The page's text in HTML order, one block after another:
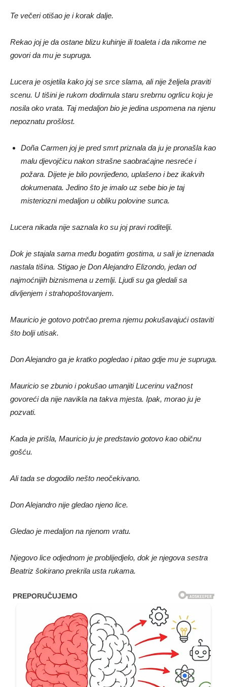
Te večeri otišao je i korak dalje.
Rekao joj je da ostane blizu kuhinje ili toaleta i da nikome ne
govori da mu je supruga.
Lucera je osjetila kako joj se srce slama, ali nije željela praviti
scenu. U tišini je rukom dodirnula staru srebrnu ogrlicu koju je
nosila oko vrata. Taj medaljon bio je jedina uspomena na njenu
nepoznatu prošlost.
Doña Carmen joj je pred smrt priznala da ju je pronašla kao
malu djevojčicu nakon strašne saobraćajne nesreće i
požara. Dijete je bilo povrijeđeno, uplašeno i bez ikakvih
dokumenata. Jedino što je imalo uz sebe bio je taj
misteriozni medaljon u obliku polovine sunca.
Lucera nikada nije saznala ko su joj pravi roditelji.
Dok je stajala sama među bogatim gostima, u sali je iznenada
nastala tišina. Stigao je Don Alejandro Elizondo, jedan od
najmoćnijih biznismena u zemlji. Ljudi su ga gledali sa
divljenjem i strahopoštovanjem.
Mauricio je gotovo potrčao prema njemu pokušavajući ostaviti
što bolji utisak.
Don Alejandro ga je kratko pogledao i pitao gdje mu je supruga.
Mauricio se zbunio i pokušao umanjiti Lucerinu važnost
govoreći da nije navikla na takva mjesta. Ipak, morao ju je
pozvati.
Kada je prišla, Mauricio ju je predstavio gotovo kao običnu
gošću.
Ali tada se dogodilo nešto neočekivano.
Don Alejandro nije gledao njeno lice.
Gledao je medaljon na njenom vratu.
Njegovo lice odjednom je problijedjelo, dok je njegova sestra
Beatriz šokirano prekrila usta rukama.